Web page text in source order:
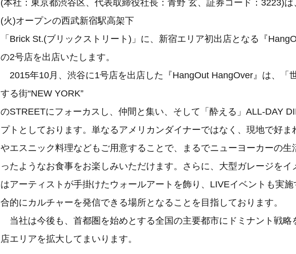
(本社：東京都渋谷区、代表取締役社長：青野 玄、証券コード：3223)
(火)オープンの西武新宿駅高架下
「Brick St.(ブリックストリート)」に、新宿エリア初出店となる『
の2号店を出店いたします。
2015年10月、渋谷に1号店を出店した『HangOut HangOver』は、「
する街“NEW YORK”
のSTREETにフォーカスし、仲間と集い、そして「酔える」ALL-DAY
プトとしております。単なるアメリカンダイナーではなく、現地で好ま
やエスニック料理などもご用意することで、まるでニューヨーカーの生
ったようなお食事をお楽しみいただけます。さらに、大型ガレージをイ
はアーティストが手掛けたウォールアートを飾り、LIVEイベントも実
合的にカルチャーを発信できる場所となることを目指しております。
当社は今後も、首都圏を始めとする全国の主要都市にドミナント戦略
店エリアを拡大してまいります。